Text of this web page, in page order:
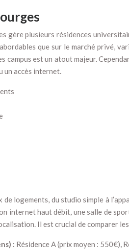
plusieurs résidences
que sur le marché privé,
est un atout majeur.
un accès internet.
logements, du studio simple à
internet haut débit, une salle de
Il est crucial de comparer
: Résidence A (prix moyen : 550€),